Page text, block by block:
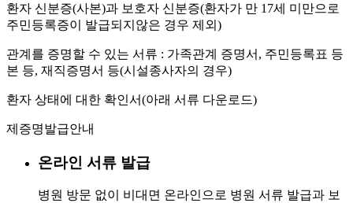
환자 신분증(사본)과 보호자 신분증(환자가 만 17세 미만으로
주민등록증이 발급되지않은 경우 제외)
관계를 증명할 수 있는 서류 : 가족관계 증명서, 주민등록표 등
본 등, 재직증명서 등(시설종사자의 경우)
환자 상태에 대한 확인서(아래 서류 다운로드)
제증명발급안내
온라인 서류 발급
병원 방문 없이 비대면 온라인으로 병원 서류 발급과 보